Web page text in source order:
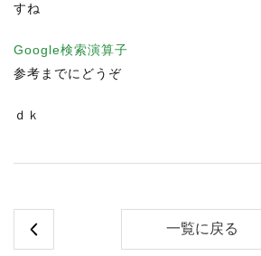
すね
Google検索演算子
参考までにどうぞ
ｄｋ
一覧に戻る